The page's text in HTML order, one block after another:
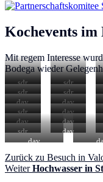
Kochevents im
Mit regem Interesse
Bodega wieder
sdr sdr
sdr
sdr
dav
dav
sdr
dav
dav
dav
sdr
dav
dav
Zurück Vorheriger
Beitrag:
zu Besuch in
Weiter Nächster
Hochwasser in